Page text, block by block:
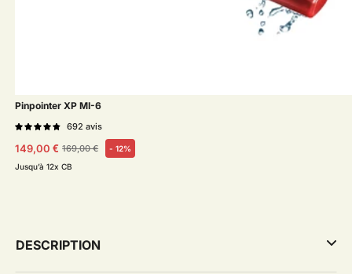
Pinpointer XP MI-6
692avis
Prix habituel
169,00 €
Prix soldé
149,00 €
- 12%
Jusqu’à 12x CB
DESCRIPTION